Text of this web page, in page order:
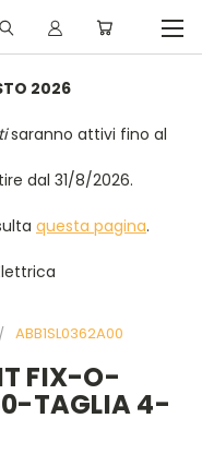
2026
saranno attivi fino al
dal 31/8/2026.
questa pagina.
ABB1SL0362A00
FIX-O-
TAGLIA 4-